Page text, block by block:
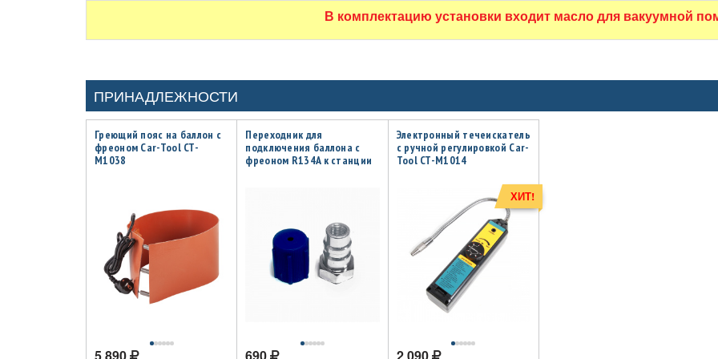
В комплектацию установки входит масло для вакуумной
ПРИНАДЛЕЖНОСТИ
Греющий пояс на баллон с
фреоном Car-Tool CT-
M1038
Переходник для
подключения баллона с
фреоном R134A к станции
Электронный течеискатель
с ручной регулировкой Car-
Tool CT-M1014
ХИТ!